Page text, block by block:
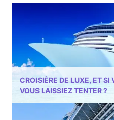
CROISIÈRE DE LUXE, ET SI
VOUS LAISSIEZ TENTER ?